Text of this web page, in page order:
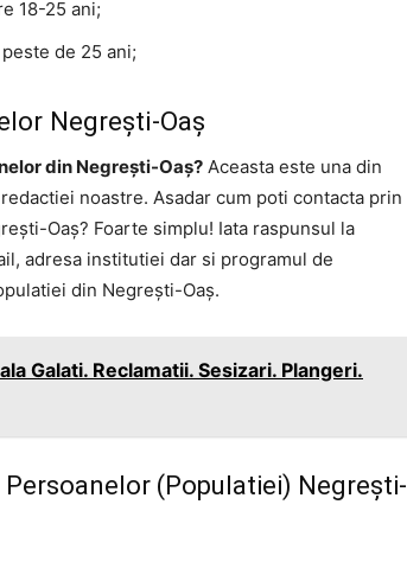
18-25 ani;
de 25 ani;
Negrești-Oaș
din Negrești-Oaș? Aceasta este una din
noastre. Asadar cum poti contacta prin
Oaș? Foarte simplu! Iata raspunsul la
adresa institutiei dar si programul de
din Negrești-Oaș.
Galati. Reclamatii. Sesizari. Plangeri.
(Populatiei) Negrești-